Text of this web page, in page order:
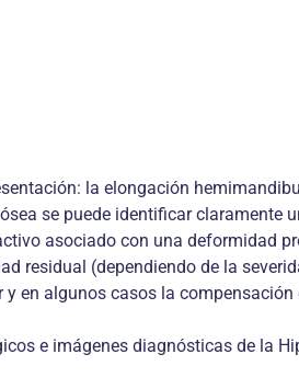
la elongación
se puede identificar claramente
asociado con una deformidad
residual (dependiendo de la
en algunos casos la compensación
e imágenes diagnósticas de la